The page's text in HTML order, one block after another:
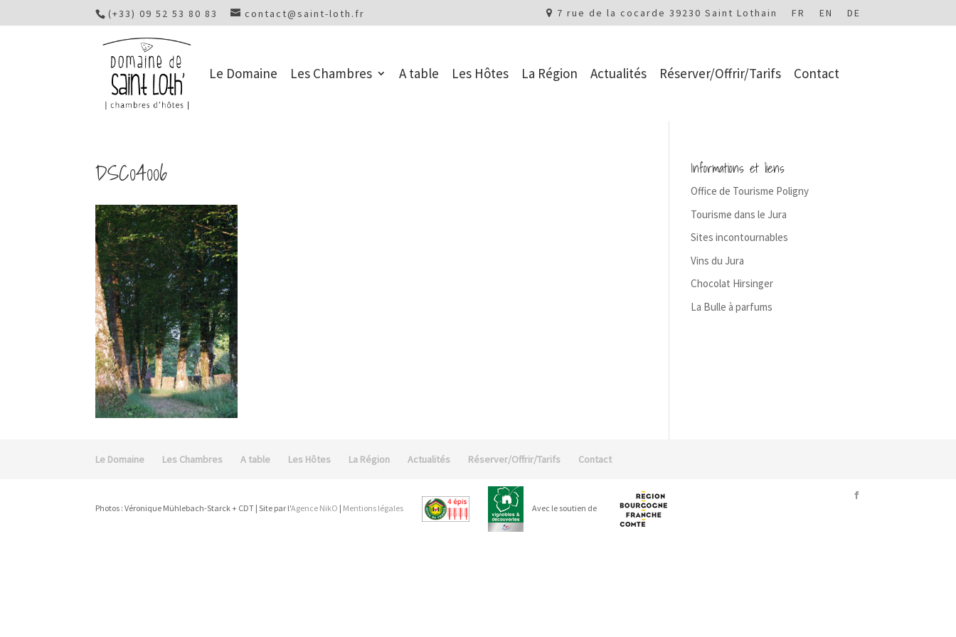
(+33) 09 52 53 80 83 contact@saint-loth.fr 7 rue de la cocarde 39230 Saint Lothain FR EN DE
Le Domaine Les Chambres A table Les Hôtes La Région Actualités Réserver/Offrir/Tarifs Contact
DSC04006 Informations et liens
Office de Tourisme Poligny
Tourisme dans le Jura
Sites incontournables
Vins du Jura
Chocolat Hirsinger
La Bulle à parfums
Le Domaine Les Chambres A table Les Hôtes La Région Actualités Réserver/Offrir/Tarifs Contact
Photos : Véronique Mühlebach-Starck + CDT | Site par l'Agence NikO | Mentions légales Avec le soutien de